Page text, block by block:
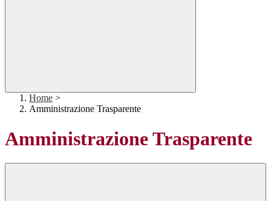
Home >
Amministrazione Trasparente
Amministrazione Trasparente